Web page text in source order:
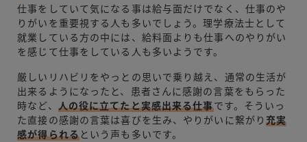
仕事をしていて気になる事は給与面だけでなく、仕事のや
りがいを重要視する人も多いでしょう。理学療法士として
就業している方の中には、給料面よりも仕事へのやりがい
を感じて仕事をしている人も多いようです。
厳しいリハビリをやっとの思いで乗り越え、通常の生活が
出来るようになったと、患者さんに感謝の言葉をもらった
時など、 人の役に立てたと実感出来る仕事です。そういっ
た直接の感謝の言葉は喜びを生み、やりがいに繋がり充実
感が得られるという声も多いです。